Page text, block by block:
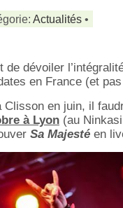
Actualités •
de dévoiler
en France (et
en juin, il
à Lyon (au
Sa Majesté en